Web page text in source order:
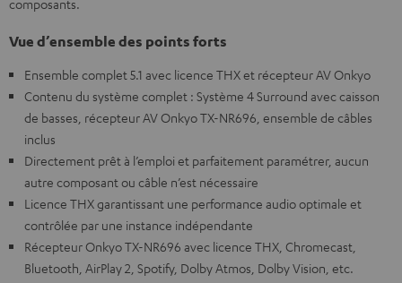
composants.
Vue d’ensemble des points forts
Ensemble complet 5.1 avec licence THX et récepteur AV Onkyo
Contenu du système complet : Système 4 Surround avec caisson
de basses, récepteur AV Onkyo TX-NR696, ensemble de câbles
inclus
Directement prêt à l’emploi et parfaitement paramétrer, aucun
autre composant ou câble n’est nécessaire
Licence THX garantissant une performance audio optimale et
contrôlée par une instance indépendante
Récepteur Onkyo TX-NR696 avec licence THX, Chromecast,
Bluetooth, AirPlay 2, Spotify, Dolby Atmos, Dolby Vision, etc.